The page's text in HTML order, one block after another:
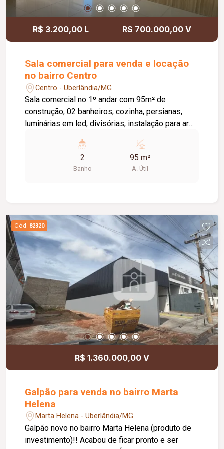
R$ 3.200,00 L R$ 700.000,00 V
Sala comercial para venda e locação
no bairro Centro
Centro - Uberlândia/MG
Sala comercial no 1º andar com 95m² de
construção, 02 banheiros, cozinha, persianas,
luminárias em led, divisórias, instalação para ar
de porcelanato.
2
Banho
95 m²
A. Útil
Cód. 82320
R$ 1.360.000,00 V
Galpão para venda no bairro Marta
Helena
Marta Helena - Uberlândia/MG
Galpão novo no bairro Marta Helena (produto de
investimento)!! Acabou de ficar pronto e ser